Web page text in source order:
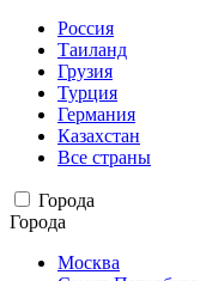
Россия
Таиланд
Грузия
Турция
Германия
Казахстан
Все страны
Города
Города
Москва